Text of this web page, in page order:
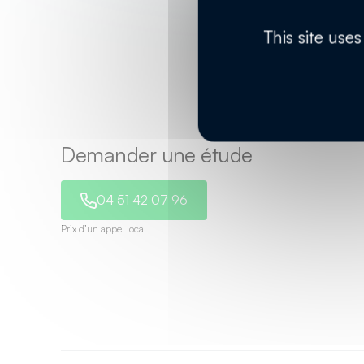
Demander une étude
04 51 42 07 96
Prix d’un appel local
This site